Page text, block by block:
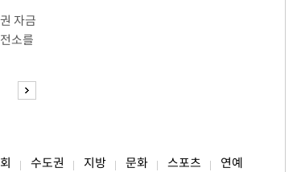
자금
소를
이날
산 거
네
수도권 지방 문화 스포츠 연예